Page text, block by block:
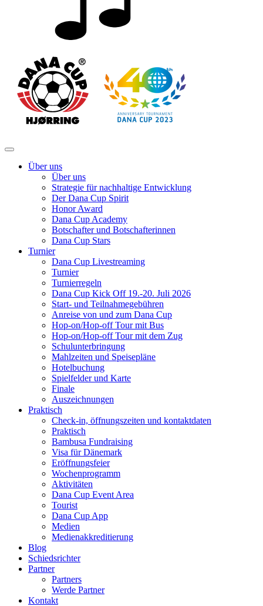
Über uns
Über uns
Strategie für nachhaltige Entwicklung
Der Dana Cup Spirit
Honor Award
Dana Cup Academy
Botschafter und Botschafterinnen
Dana Cup Stars
Turnier
Dana Cup Livestreaming
Turnier
Turnierregeln
Dana Cup Kick Off 19.-20. Juli 2026
Start- und Teilnahmegebühren
Anreise von und zum Dana Cup
Hop-on/Hop-off Tour mit Bus
Hop-on/Hop-off Tour mit dem Zug
Schulunterbringung
Mahlzeiten und Speisepläne
Hotelbuchung
Spielfelder und Karte
Finale
Auszeichnungen
Praktisch
Check-in, öffnungszeiten und kontaktdaten
Praktisch
Bambusa Fundraising
Visa für Dänemark
Eröffnungsfeier
Wochenprogramm
Aktivitäten
Dana Cup Event Area
Tourist
Dana Cup App
Medien
Medienakkreditierung
Blog
Schiedsrichter
Partner
Partners
Werde Partner
Kontakt